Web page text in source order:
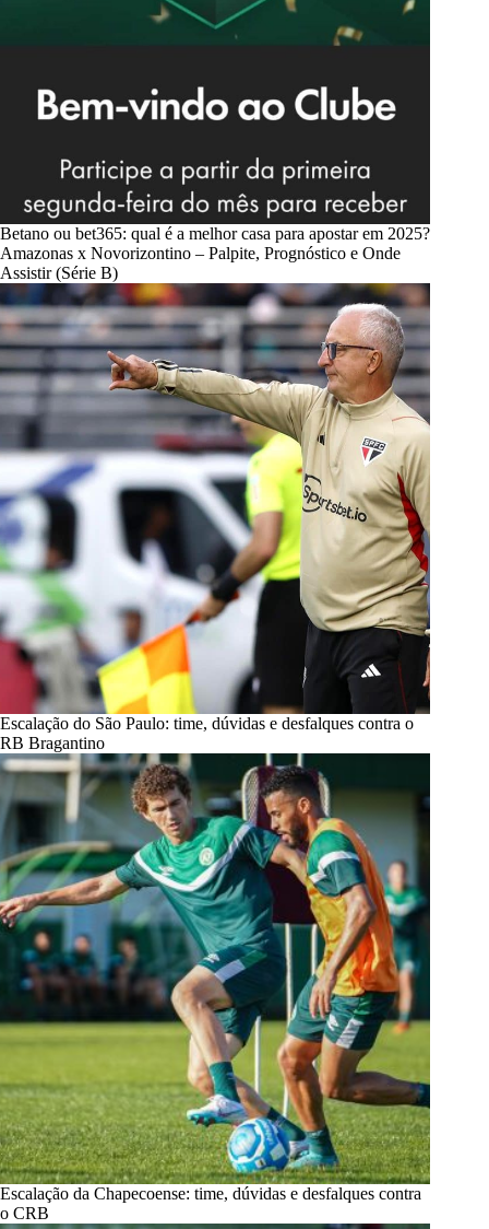
Betano ou bet365: qual é a melhor casa para apostar em 2025?
Amazonas x Novorizontino – Palpite, Prognóstico e Onde
Assistir (Série B)
Escalação do São Paulo: time, dúvidas e desfalques contra o
RB Bragantino
Escalação da Chapecoense: time, dúvidas e desfalques contra
o CRB